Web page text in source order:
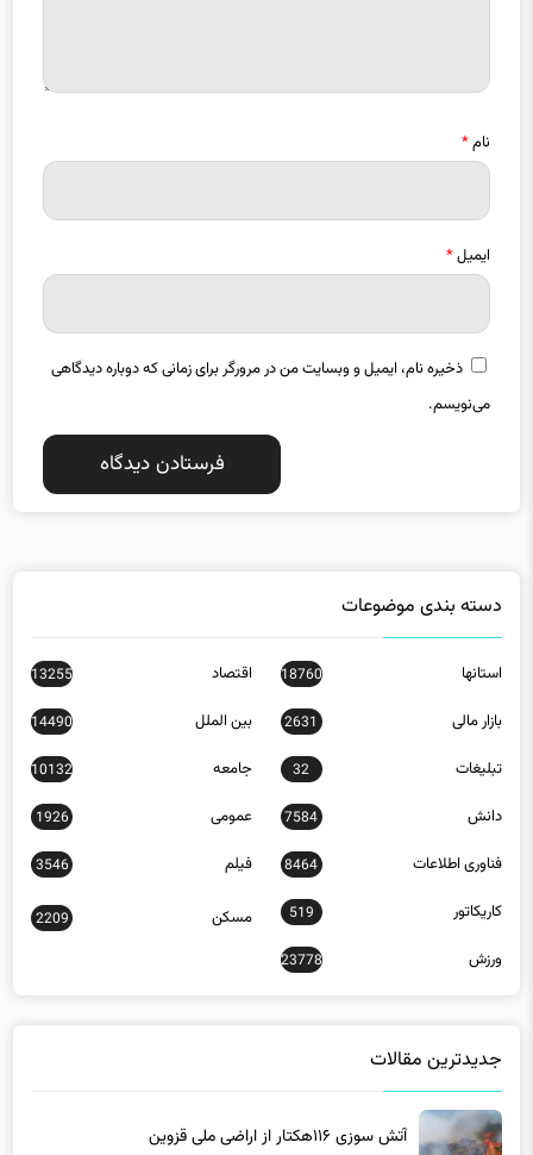
نام*
ایمیل*
ذخیره نام، ایمیل و وبسایت من در مرورگر برای زمانی که دوباره دیدگاهی
می‌نویسم.
دسته بندی موضوعات
استانها 18760 اقتصاد 13255
بازار مالی 2631 بین الملل 14490
تبلیغات 32 جامعه 10132
دانش 7584 عمومی 1926
فناوری اطلاعات 8464 فیلم 3546
کاریکاتور 519 مسکن 2209
ورزش 23778
جدیدترین مقالات
آتش سوزی ۱۱۶هکتار از اراضی ملی قزوین